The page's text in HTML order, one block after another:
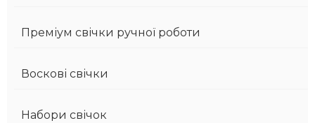
Преміум свічки ручної роботи
Воскові свічки
Набори свічок